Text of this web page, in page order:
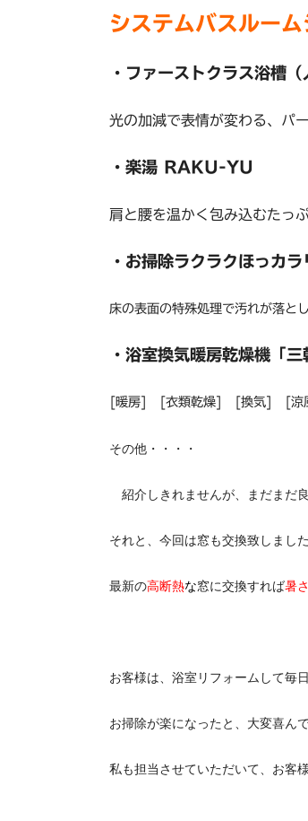
システムバスルーム
・ファーストクラス浴槽（
光の加減で表情が変わる、パ
・楽湯 RAKU-YU
肩と腰を温かく包み込むたっ
・お掃除ラクラクほっカラ
床の表面の特殊処理で汚れが落と
・浴室換気暖房乾燥機「
[暖房] [衣類乾燥] [換気] [涼風
その他・・・・
紹介しきれませんが、まだまだ
それと、今回は窓も交換致しました
最新の高断熱な窓に交換すれば暑
お客様は、浴室リフォームして毎
お掃除が楽になったと、大変喜ん
私も担当させていただいて、お客